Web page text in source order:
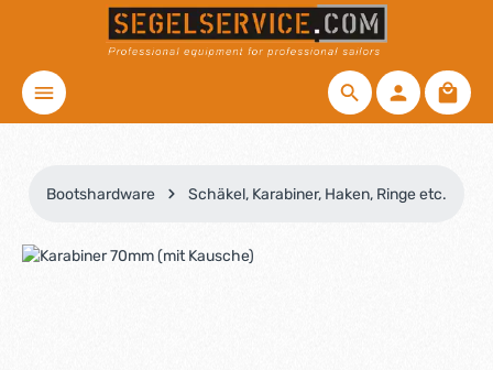
Zum Hauptinhalt springen
Bootshardware Schäkel, Karabiner, Haken, Ringe etc.
Bildergalerie überspringen